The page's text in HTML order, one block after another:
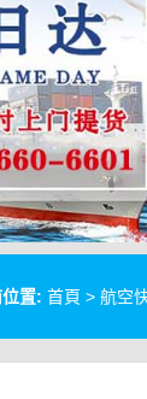
置: 首頁 > 航空